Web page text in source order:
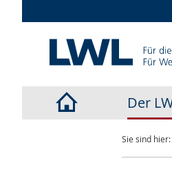
Der
Sie sind hier: